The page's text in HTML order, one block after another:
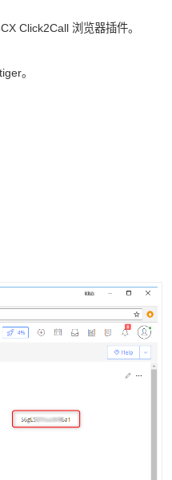
Click2Call 浏览器插件。
。